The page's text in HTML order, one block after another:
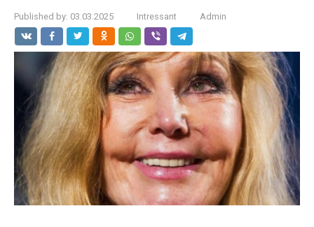
Published by: 03.03.2025 Intressant Admin